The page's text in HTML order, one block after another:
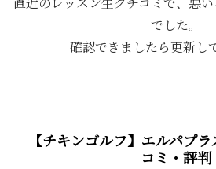
でした。
確認できましたら更新し
【チキンゴルフ】エルパプ
コミ・評判